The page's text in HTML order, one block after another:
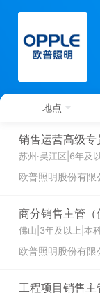
地点
销售运营高级专
苏州·吴江区 6年及
欧普照明股份有限
商分销售主管（
佛山 3年及以上 本
欧普照明股份有限
工程项目销售主